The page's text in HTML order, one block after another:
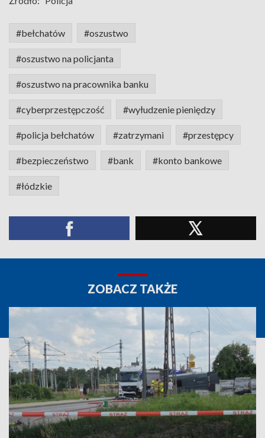
#bełchatów #oszustwo
#oszustwo na policjanta
#oszustwo na pracownika banku
#cyberprzestępczość #wyłudzenie pieniędzy
#policja bełchatów #zatrzymani #przestępcy
#bezpieczeństwo #bank #konto bankowe
#łódzkie
ZOBACZ TAKŻE